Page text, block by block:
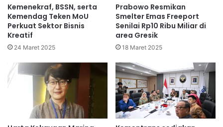
Kemenekraf, BSSN, serta
Kemendag Teken MoU
Perkuat Sektor Bisnis
Kreatif
24 Maret 2025
Prabowo Resmikan
Smelter Emas Freeport
Senilai Rp10 Ribu Miliar di
area Gresik
18 Maret 2025